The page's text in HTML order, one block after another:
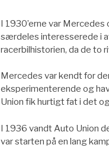
I 1930’erne var
særdeles interesserede i
racerbilhistorien, da de to
Mercedes var kendt for
eksperimenterende og
Union fik hurtigt fat i det
I 1936 vandt Auto Union
var starten på en lang